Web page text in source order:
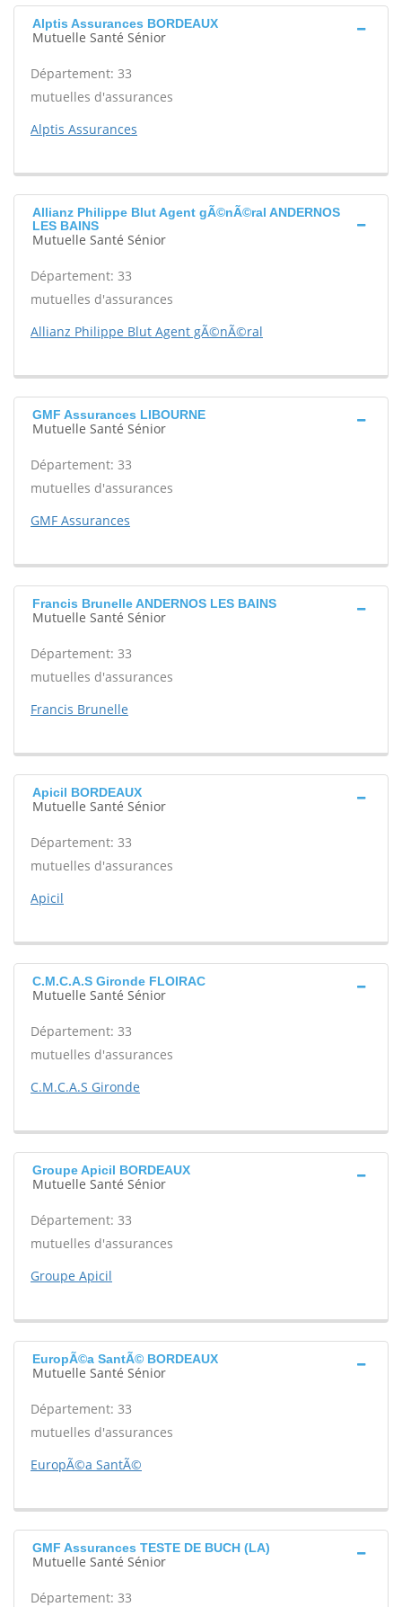
Alptis Assurances BORDEAUX
Mutuelle Santé Sénior
Département: 33
mutuelles d'assurances
Alptis Assurances
Allianz Philippe Blut Agent gÃ©nÃ©ral ANDERNOS
LES BAINS
Mutuelle Santé Sénior
Département: 33
mutuelles d'assurances
Allianz Philippe Blut Agent gÃ©nÃ©ral
GMF Assurances LIBOURNE
Mutuelle Santé Sénior
Département: 33
mutuelles d'assurances
GMF Assurances
Francis Brunelle ANDERNOS LES BAINS
Mutuelle Santé Sénior
Département: 33
mutuelles d'assurances
Francis Brunelle
Apicil BORDEAUX
Mutuelle Santé Sénior
Département: 33
mutuelles d'assurances
Apicil
C.M.C.A.S Gironde FLOIRAC
Mutuelle Santé Sénior
Département: 33
mutuelles d'assurances
C.M.C.A.S Gironde
Groupe Apicil BORDEAUX
Mutuelle Santé Sénior
Département: 33
mutuelles d'assurances
Groupe Apicil
EuropÃ©a SantÃ© BORDEAUX
Mutuelle Santé Sénior
Département: 33
mutuelles d'assurances
EuropÃ©a SantÃ©
GMF Assurances TESTE DE BUCH (LA)
Mutuelle Santé Sénior
Département: 33